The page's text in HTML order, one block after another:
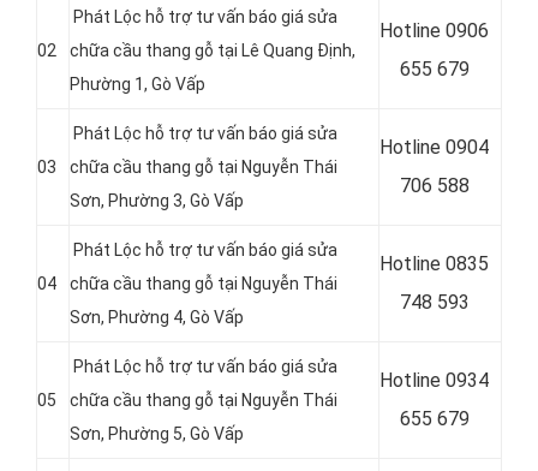
02
Phát Lộc hỗ trợ tư vấn báo giá sửa
chữa cầu thang gỗ tại Lê Quang Định,
Phường 1, Gò Vấp
Hotline 0906
655 679
03
Phát Lộc hỗ trợ tư vấn báo giá sửa
chữa cầu thang gỗ tại Nguyễn Thái
Sơn, Phường 3, Gò Vấp
Hotline 0904
706 588
04
Phát Lộc hỗ trợ tư vấn báo giá sửa
chữa cầu thang gỗ tại Nguyễn Thái
Sơn, Phường 4, Gò Vấp
Hotline 0835
748 593
05
Phát Lộc hỗ trợ tư vấn báo giá sửa
chữa cầu thang gỗ tại Nguyễn Thái
Sơn, Phường 5, Gò Vấp
Hotline 0934
655 679